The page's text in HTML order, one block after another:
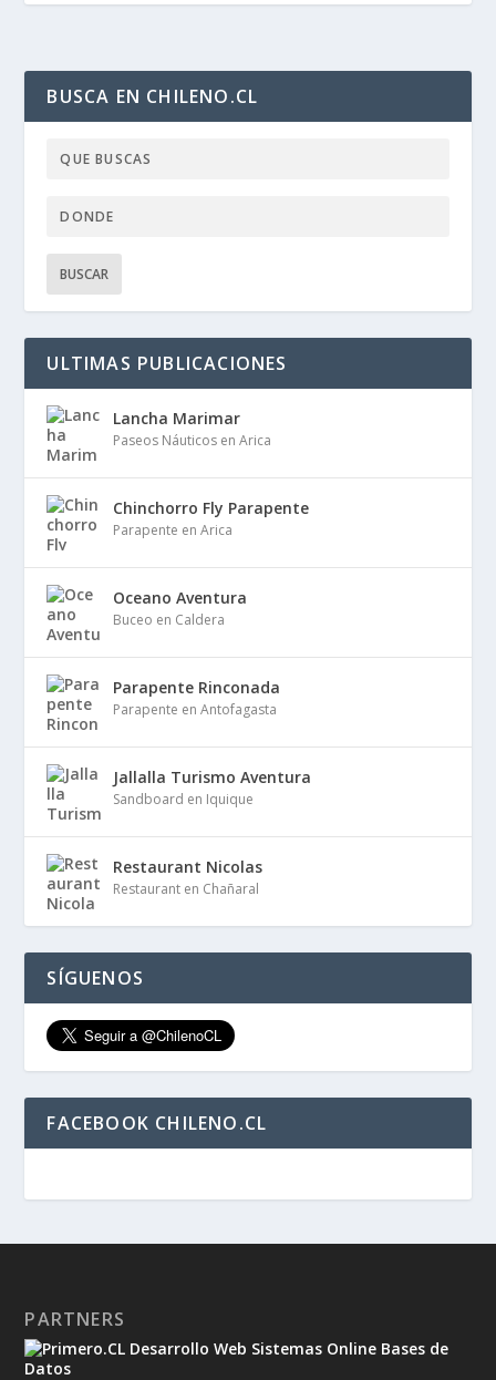
BUSCA EN CHILENO.CL
ULTIMAS PUBLICACIONES
Lancha Marimar
Paseos Náuticos en Arica
Chinchorro Fly Parapente
Parapente en Arica
Oceano Aventura
Buceo en Caldera
Parapente Rinconada
Parapente en Antofagasta
Jallalla Turismo Aventura
Sandboard en Iquique
Restaurant Nicolas
Restaurant en Chañaral
SÍGUENOS
FACEBOOK CHILENO.CL
PARTNERS